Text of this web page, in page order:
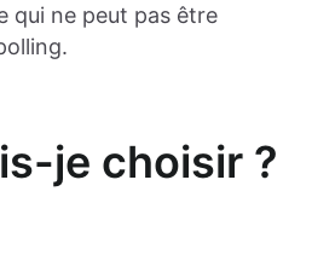
qui ne peut pas être
je choisir ?